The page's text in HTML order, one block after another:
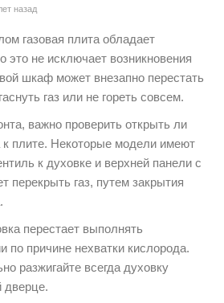
назад
газовая плита обладает
это не исключает возникновения
шкаф может внезапно перестать
газ или не гореть совсем.
важно проверить открыть ли
к плите. Некоторые модели имеют
к духовке и верхней панели с
перекрыть газ, путем закрытия
перестает выполнять
по причине нехватки кислорода.
разжигайте всегда духовку
дверце.